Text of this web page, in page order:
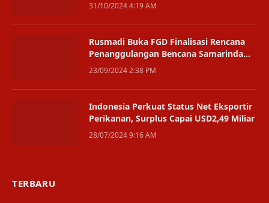
31/10/2024 4:19 AM
Rusmadi Buka FGD Finalisasi Rencana
Penanggulangan Bencana Samarinda
2025-2029
23/09/2024 2:38 PM
Indonesia Perkuat Status Net Eksportir
Perikanan, Surplus Capai USD2,49 Miliar
28/07/2024 9:16 AM
TERBARU